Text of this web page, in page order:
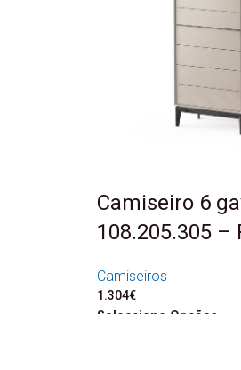
Camiseiro 6
108.205.305
Camiseiros
1.304€
Seleccione Opções